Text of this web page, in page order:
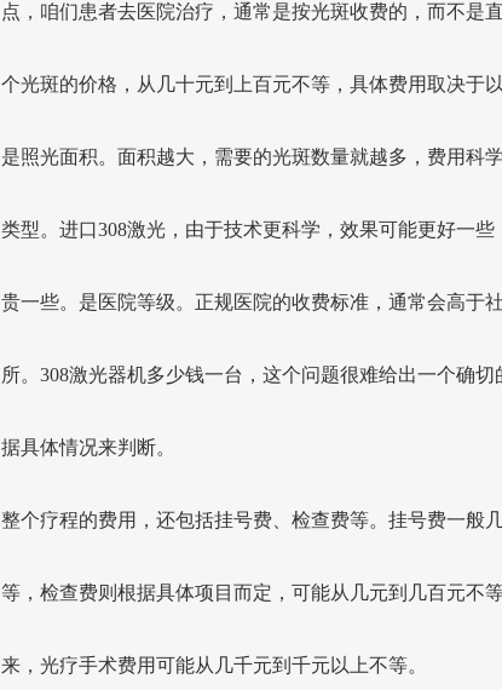
点，咱们患者去医院治疗，通常是按光斑收费的，而不是
个光斑的价格，从几十元到上百元不等，具体费用取决于
是照光面积。面积越大，需要的光斑数量就越多，费用科
类型。进口308激光，由于技术更科学，效果可能更好一些
贵一些。是医院等级。正规医院的收费标准，通常会高于
所。308激光器机多少钱一台，这个问题很难给出一个确切
据具体情况来判断。
整个疗程的费用，还包括挂号费、检查费等。挂号费一般
等，检查费则根据具体项目而定，可能从几元到几百元不
来，光疗手术费用可能从几千元到千元以上不等。